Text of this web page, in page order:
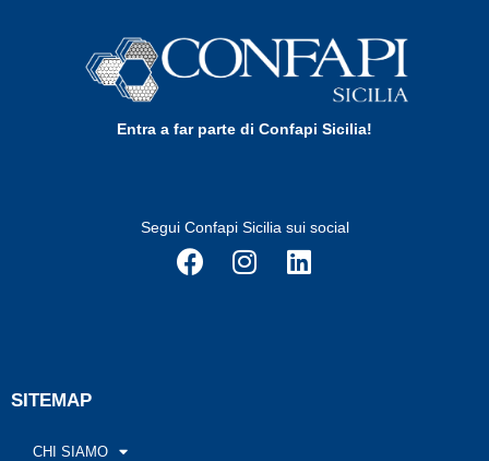
Entra a far parte di Confapi Sicilia!
Segui Confapi Sicilia sui social
SITEMAP
CHI SIAMO